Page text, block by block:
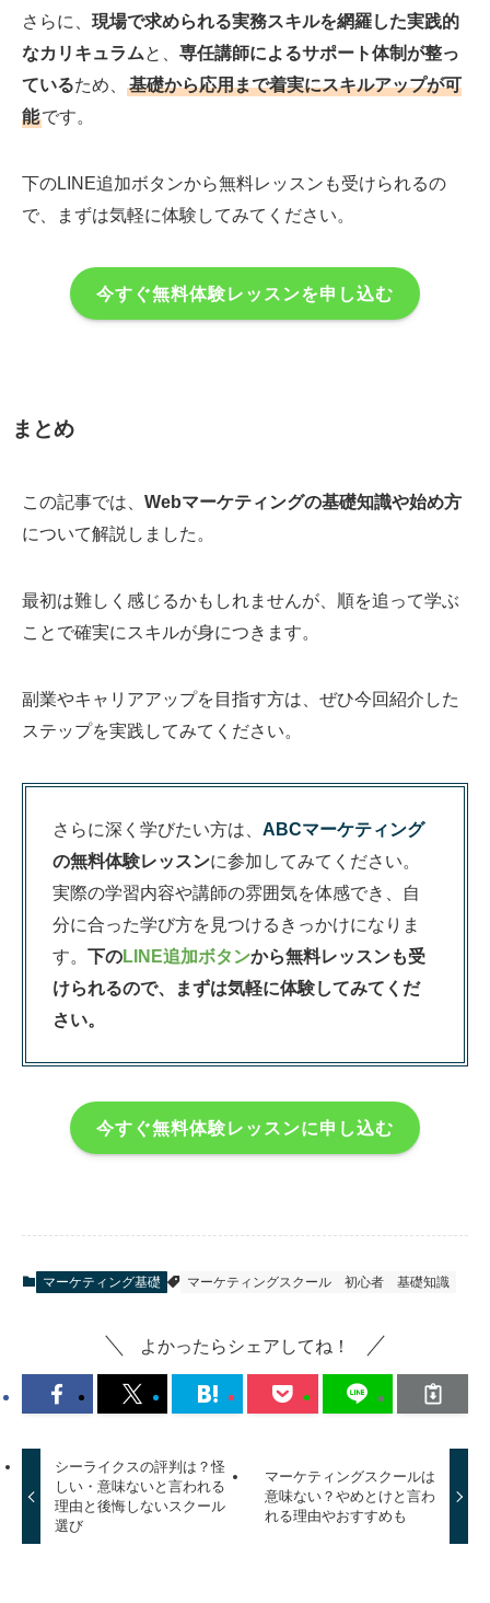
さらに、 現場で求められる実務スキルを網羅した実践的
なカリキュラムと、 専任講師によるサポート体制が整っ
ているため、
基礎から応用まで着実にスキルアップが可
能です。
下のLINE追加ボタンから無料レッスンも受けられるの
で、まずは気軽に体験してみてください。
今すぐ無料体験レッスンを申し込む
まとめ
この記事では、 Webマーケティングの基礎知識や始め方
について解説しました。
最初は難しく感じるかもしれませんが、順を追って学ぶ
ことで確実にスキルが身につきます。
副業やキャリアアップを目指す方は、ぜひ今回紹介した
ステップを実践してみてください。
さらに深く学びたい方は、ABCマーケティング
の無料体験レッスンに参加してみてください。
実際の学習内容や講師の雰囲気を体感でき、自
分に合った学び方を見つけるきっかけになりま
す。下のLINE追加ボタンから無料レッスンも受
けられるので、まずは気軽に体験してみてくだ
さい。
今すぐ無料体験レッスンに申し込む
マーケティング基礎 マーケティングスクール 初心者 基礎知識
よかったらシェアしてね！
シーライクスの評判は？怪
しい・意味ないと言われる
理由と後悔しないスクール
選び
マーケティングスクールは
意味ない？やめとけと言わ
れる理由やおすすめも